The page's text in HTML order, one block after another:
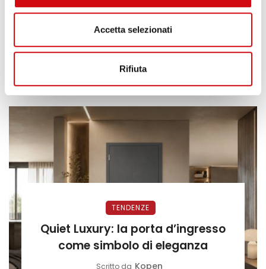
Accetta selezionati
Rifiuta
Lo stile Mid-Century Modern: il
iconico
TENDENZE
Quiet Luxury: la porta d’ingresso
come simbolo di eleganza
Scritto da Kopen